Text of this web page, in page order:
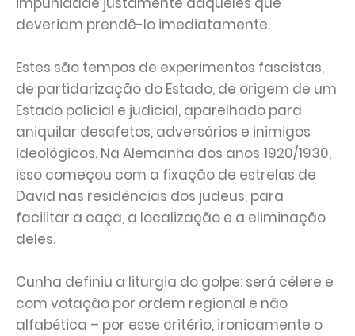
deveriam prendê-lo imediatamente.
Estes são tempos de experimentos fascistas,
de partidarização do Estado, de origem de um
Estado policial e judicial, aparelhado para
aniquilar desafetos, adversários e inimigos
ideológicos. Na Alemanha dos anos 1920/1930,
isso começou com a fixação de estrelas de
David nas residências dos judeus, para
facilitar a caça, a localização e a eliminação
deles.
Cunha definiu a liturgia do golpe: será célere e
com votação por ordem regional e não
alfabética – por esse critério, ironicamente o